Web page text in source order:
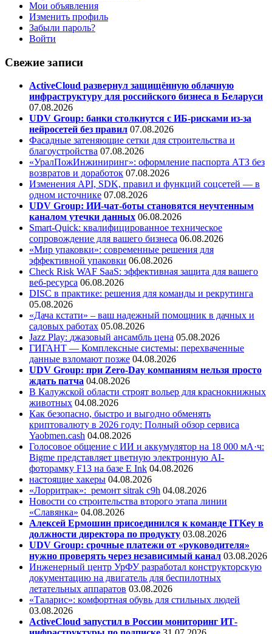
Мои объявления
Изменить профиль
Забыли пароль?
Войти
Свежие записи
ActiveCloud развернул защищённую облачную
инфраструктуру для российского бизнеса в Беларуси
07.08.2026
UDV Group: банки столкнутся с ИБ-рисками из-за
нейросетей без правил 07.08.2026
Фасадные затеняющие сетки для строительства и
благоустройства 07.08.2026
«УралПожИнжиниринг»: оформление паспорта АТЗ без
возвратов и доработок 07.08.2026
Изменения API, SDK, правил и функций соцсетей — в
одном источнике 07.08.2026
UDV Group: ИИ-чат-боты становятся неучтенным
каналом утечки данных 06.08.2026
Smart-Quick: квалифицированное техническое
сопровождение для вашего бизнеса 06.08.2026
«Мир упаковки»: современные решения для
эффективной упаковки 06.08.2026
Check Risk WAF SaaS: эффективная защита для вашего
веб-ресурса 06.08.2026
DISC в практике: решения для команды и рекрутинга
05.08.2026
«Дача кстати» – ваш надежный помощник в дачных и
садовых работах 05.08.2026
Jazz Play: джазовый ансамбль цена 05.08.2026
ГИГАНТ — Комплексные системы: перехваченные
данные взломают позже 04.08.2026
UDV Group: при Zero-Day компаниям нельзя просто
ждать патча 04.08.2026
В Калужской области строят вольер для краснокнижных
животных 04.08.2026
Как безопасно, быстро и выгодно обменять
криптовалюту в 2026 году: Полный обзор сервиса
Yaobmen.cash 04.08.2026
Голосовое общение с ИИ и аккумулятор на 18 000 мА·ч:
Bigme представляет цветную электронную AI-
фоторамку F13 на базе E Ink 04.08.2026
настоящие хакеры 04.08.2026
«Лорритрак»: ремонт sitrak c9h 04.08.2026
Новости со строительства второго этапа линии
«Славянка» 04.08.2026
Алексей Ермошин присоединился к команде ITKey в
должности директора по продукту 03.08.2026
UDV Group: срочные платежи от «руководителя»
нужно проверять через независимый канал 03.08.2026
Инженерный центр УрФУ разработал конструкторскую
документацию на двигатель для беспилотных
летательных аппаратов 03.08.2026
«Таларис»: комфортная обувь для стильных людей
03.08.2026
ActiveCloud запустил в России мониторинг ИТ-